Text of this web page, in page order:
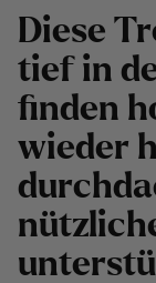
Diese
tief in
finden
wieder